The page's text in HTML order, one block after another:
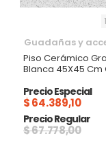
1
Guadañas y
Piso Cerámico
Blanca 45X45 Cm
Precio Especial
$ 64.389,10
Precio Regular
$ 67.778,00